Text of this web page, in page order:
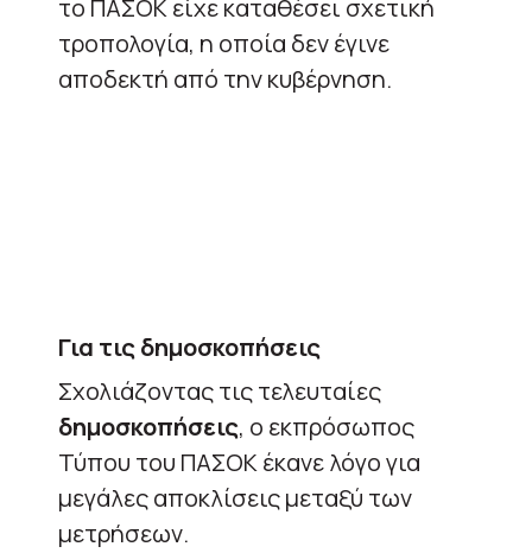
το ΠΑΣΟΚ είχε καταθέσει σχετική
τροπολογία, η οποία δεν έγινε
αποδεκτή από την κυβέρνηση.
Για τις δημοσκοπήσεις
Σχολιάζοντας τις τελευταίες
δημοσκοπήσεις, ο εκπρόσωπος
Τύπου του ΠΑΣΟΚ έκανε λόγο για
μεγάλες αποκλίσεις μεταξύ των
μετρήσεων.